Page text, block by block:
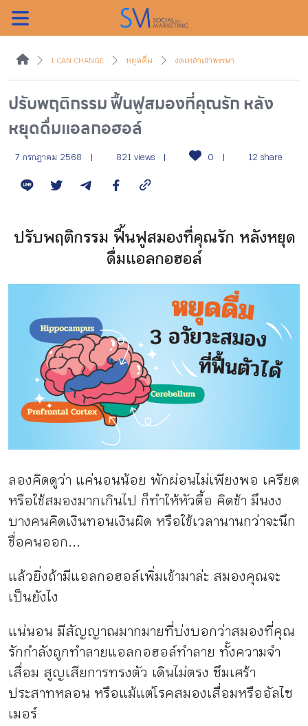
ค้นหา
หน้าแรกแคมเปญ
บทความแนะนำ
บทความแคมเปญ
กิจกรรม
หัวข้อที่เราแนะนำ
เข้าสู่ระบบ/สมัครสมาชิก
TH EN
I CAN CHANGE หยุดดื่ม งดเหล้าเข้าพรรษา
ปรับพฤติกรรม ฟื้นฟูสมองที่คุณรัก หลัง
หยุดดื่มแอลกอฮอล์
7 กรกฎาคม 2568 821 views 0 12 share
ปรับพฤติกรรม ฟื้นฟูสมองที่คุณรัก หลังหยุด
ดื่มแอลกอฮอล์
ลองคิดดูว่า แค่นอนน้อย พักผ่อนไม่เพียงพอ เครียด
หรือใช้สมองมากเกินไป ก็ทำให้หัวตื้อ คิดช้า มึนงง
บางคนคิดเงินทอนเงินผิด หรือใช้เวลานานกว่าจะนึก
ชื่อคนออก...
แล้วยิ่งถ้ามีแอลกอฮอล์เพิ่มเข้ามาล่ะ สมองคุณจะ
เป็นยังไง
แน่นอน มีสัญญาณมากมายที่บ่งบอกว่าสมองที่คุณ
รักกำลังถูกทำลายแอลกอฮอล์ทำลาย ทั้งความจำ
เสื่อม สูญเสียการทรงตัว เดินไม่ตรง ซึมเศร้า
ประสาทหลอน หรือแม้แต่โรคสมองเสื่อมหรืออัลไซ
เมอร์